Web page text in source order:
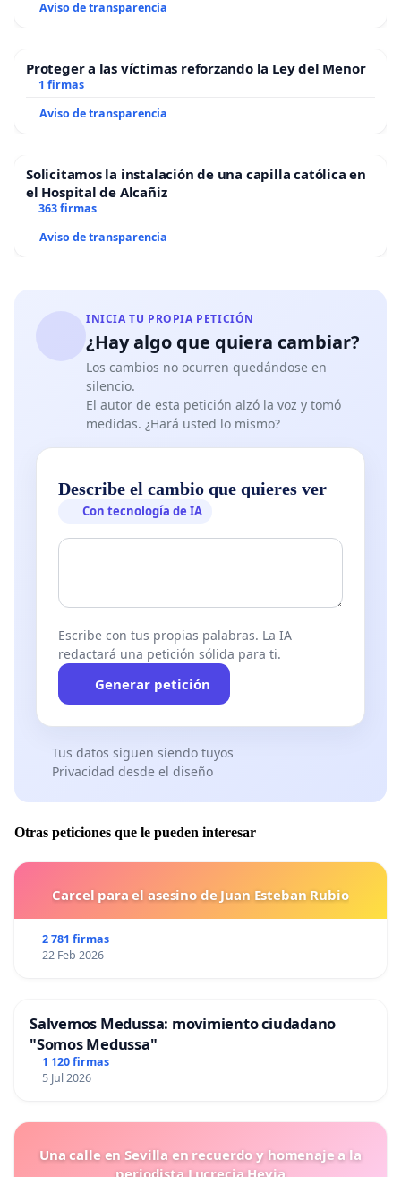
Aviso de transparencia
Proteger a las víctimas reforzando la Ley del Menor
1 firmas
Aviso de transparencia
Solicitamos la instalación de una capilla católica en
el Hospital de Alcañiz
363 firmas
Aviso de transparencia
INICIA TU PROPIA PETICIÓN
¿Hay algo que quiera cambiar?
Los cambios no ocurren quedándose en
silencio.
El autor de esta petición alzó la voz y tomó
medidas. ¿Hará usted lo mismo?
Describe el cambio que quieres ver
Con tecnología de IA
Escribe con tus propias palabras. La IA
redactará una petición sólida para ti.
Generar petición
Tus datos siguen siendo tuyos
Privacidad desde el diseño
Otras peticiones que le pueden interesar
Carcel para el asesino de Juan Esteban Rubio
2 781 firmas
22 Feb 2026
Salvemos Medussa: movimiento ciudadano
"Somos Medussa"
1 120 firmas
5 Jul 2026
Una calle en Sevilla en recuerdo y homenaje a la